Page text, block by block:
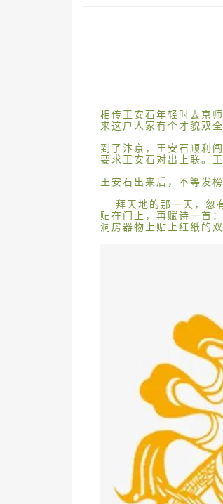
相传王安石年轻时去京
来这户人家有个才貌双
到了汴京，王安石顺利
要求王安石对出上联。
王安石出来后，不等发
拜天地的那一天，忽
贴在门上，再赋诗一首
洞房器物上贴上红纸的